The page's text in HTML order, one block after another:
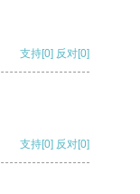
支持[0] 反对[0]
支持[0] 反对[0]